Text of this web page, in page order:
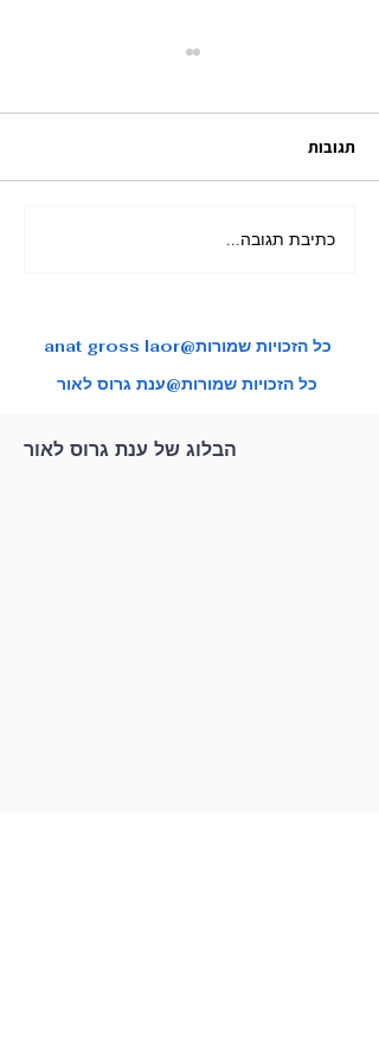
מאורגן ליפן בשלכת בהדרכת
תגובות
כתיבת תגובה...
anat gross laor@כל הזכויות שמורות